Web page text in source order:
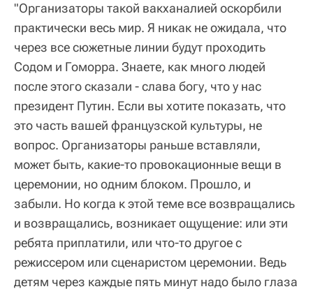
"Организаторы такой вакханалией оскорбили
практически весь мир. Я никак не ожидала, что
через все сюжетные линии будут проходить
Содом и Гоморра. Знаете, как много людей
после этого сказали - слава богу, что у нас
президент Путин. Если вы хотите показать, что
это часть вашей французской культуры, не
вопрос. Организаторы раньше вставляли,
может быть, какие-то провокационные вещи в
церемонии, но одним блоком. Прошло, и
забыли. Но когда к этой теме все возвращались
и возвращались, возникает ощущение: или эти
ребята приплатили, или что-то другое с
режиссером или сценаристом церемонии. Ведь
детям через каждые пять минут надо было глаза